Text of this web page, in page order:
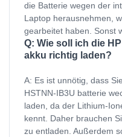
die Batterie wegen der
Laptop herausnehmen,
gearbeitet haben. Sonst
Q: Wie soll ich die
akku richtig laden?
A: Es ist unnötig, dass
HSTNN-IB3U batterie
laden, da der Lithium-
kennt. Daher brauchen
zu entladen. Außerdem